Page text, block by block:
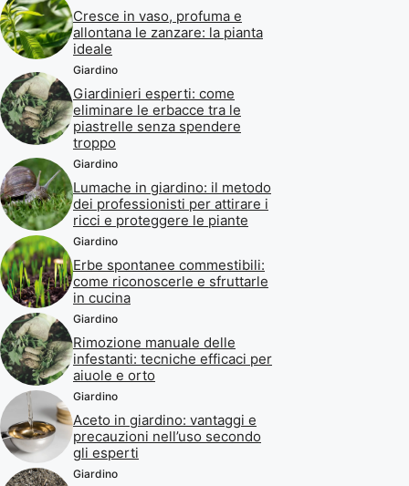
Cresce in vaso, profuma e
allontana le zanzare: la pianta
ideale
Giardino
Giardinieri esperti: come
eliminare le erbacce tra le
piastrelle senza spendere
troppo
Giardino
Lumache in giardino: il metodo
dei professionisti per attirare i
ricci e proteggere le piante
Giardino
Erbe spontanee commestibili:
come riconoscerle e sfruttarle
in cucina
Giardino
Rimozione manuale delle
infestanti: tecniche efficaci per
aiuole e orto
Giardino
Aceto in giardino: vantaggi e
precauzioni nell’uso secondo
gli esperti
Giardino